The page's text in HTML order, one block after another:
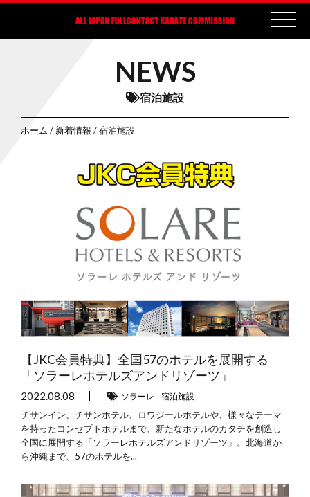
NEWS
宿泊施設
ホーム / 新着情報 / 宿泊施設
【JKC会員特典】全国57のホテルを展開する
「ソラーレホテルズアンドリゾーツ」
2022.08.08 ソラーレ 宿泊施設
チサンイン、チサンホテル、ロワジールホテルや、様々なテーマ
を持ったコンセプトホテルまで、新たなホテルのカタチを創造し
全国に展開する「ソラーレホテルズアンドリゾーツ」。北海道か
ら沖縄まで、57のホテルを...